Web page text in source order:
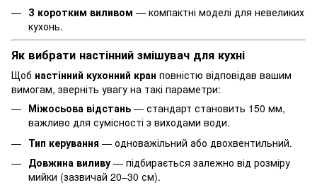
З коротким виливом — компактні моделі для невеликих
кухонь.
Як вибрати настінний змішувач для кухні
Щоб настінний кухонний кран повністю відповідав вашим
вимогам, зверніть увагу на такі параметри:
Міжосьова відстань — стандарт становить 150 мм,
важливо для сумісності з виходами води.
Тип керування — одноважільний або двохвентильний.
Довжина виливу — підбирається залежно від розміру
мийки (зазвичай 20–30 см).